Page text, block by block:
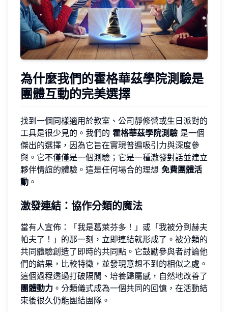
為什麼我們的霍格華茲學院測驗是
團體互動的完美選擇
找到一個同樣適用於教室、公司靜修營或生日派對的
工具是很少見的。我們的 霍格華茲學院測驗 是一個
傑出的選擇，因為它旨在實現普遍吸引力與深度參
與。它不僅僅是一個測驗；它是一種激發對話並建立
夥伴情誼的體驗。這是任何場合的理想 免費團體活
動 。
激發連結：協作分類的魔法
當有人宣佈：「我是葛萊芬多！」或「我被分到赫夫
帕夫了！」的那一刻，立即連結就形成了。被分類的
共同體驗創造了即時的共同點。它鼓勵參與者討論他
們的結果，比較特徵，並發現意想不到的相似之處。
這個過程透過打破隔閡、培養歸屬感，自然地改善了
團體動力 。分類儀式成為一個共同的回憶，在活動結
束後很久仍能團結團隊。